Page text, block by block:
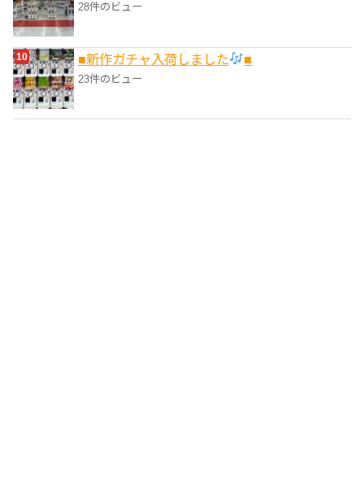
28件のビュー
■新作ガチャ入荷しました ■
23件のビュー